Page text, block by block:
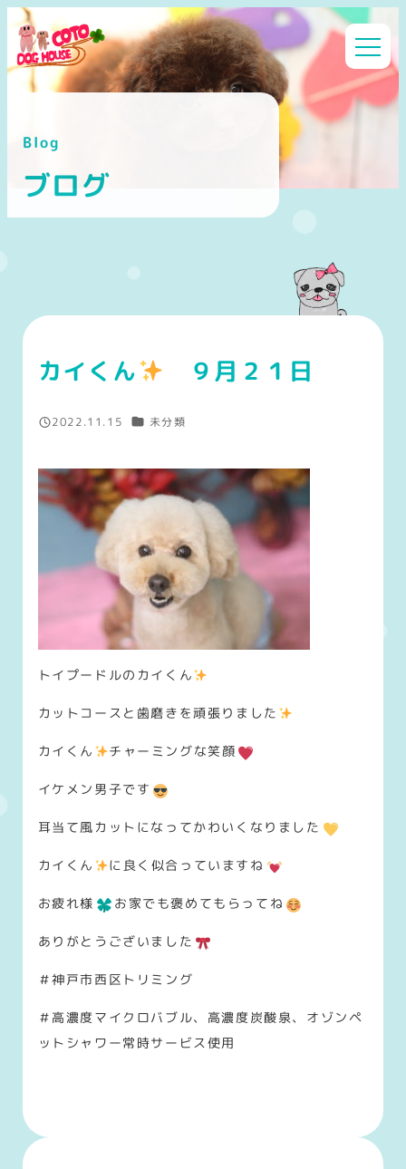
メ
イ
ン
へ
Blog
ブログ
カイくん ９月２１日
投稿日
2022.11.15 カテゴリー
未分類
トイプードルのカイくん
カットコースと歯磨きを頑張りました
カイくん チャーミングな笑顔
イケメン男子です
耳当て風カットになってかわいくなりました
カイくん に良く似合っていますね
お疲れ様 お家でも褒めてもらってね
ありがとうございました
＃神戸市西区トリミング
＃高濃度マイクロバブル、高濃度炭酸泉、オゾンペ
ットシャワー常時サービス使用